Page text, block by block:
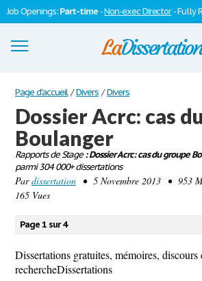
Job Openings:Part-time -Non-exec Director- Fully
Dissertations
S'inscrire
Se connecter
Contactez-nous
Page d'accueil / Divers / Divers
Dossier Acrc: cas
Boulanger
Rapports de Stage: Dossier Acrc: cas du groupe
parmi 304 000+ dissertations
Pardissertation • 5 Novembre 2013 • 953
165 Vues
Page 1 sur 4
Dissertations gratuites, mémoires, discours
rechercheDissertations